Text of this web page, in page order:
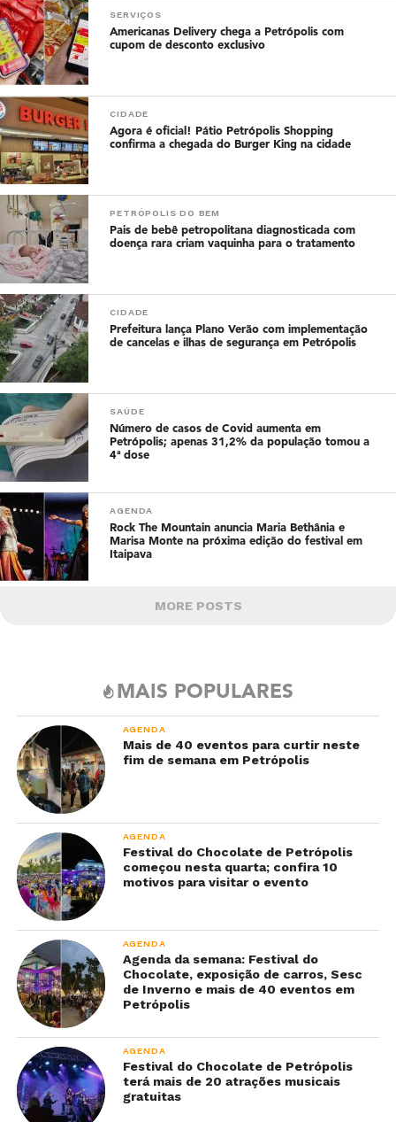
SERVIÇOS
Americanas Delivery chega a Petrópolis com
cupom de desconto exclusivo
CIDADE
Agora é oficial! Pátio Petrópolis Shopping
confirma a chegada do Burger King na cidade
PETRÓPOLIS DO BEM
Pais de bebê petropolitana diagnosticada com
doença rara criam vaquinha para o tratamento
CIDADE
Prefeitura lança Plano Verão com implementação
de cancelas e ilhas de segurança em Petrópolis
SAÚDE
Número de casos de Covid aumenta em
Petrópolis; apenas 31,2% da população tomou a
4ª dose
AGENDA
Rock The Mountain anuncia Maria Bethânia e
Marisa Monte na próxima edição do festival em
Itaipava
MORE POSTS
MAIS POPULARES
AGENDA
Mais de 40 eventos para curtir neste
fim de semana em Petrópolis
AGENDA
Festival do Chocolate de Petrópolis
começou nesta quarta; confira 10
motivos para visitar o evento
AGENDA
Agenda da semana: Festival do
Chocolate, exposição de carros, Sesc
de Inverno e mais de 40 eventos em
Petrópolis
AGENDA
Festival do Chocolate de Petrópolis
terá mais de 20 atrações musicais
gratuitas